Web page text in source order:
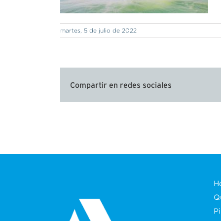
martes, 5 de julio de 2022
Compartir en redes sociales